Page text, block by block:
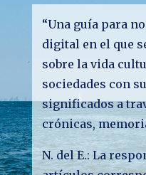
“Una guía para
digital en el que
sobre la vida
sociedades con
significados a
crónicas,
N. del E.: La